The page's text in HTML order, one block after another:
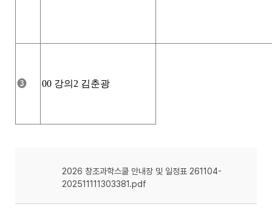
❸ 00 강의2 김춘광
2026 창조과학스쿨 안내장 및 일정표 261104-
202511111303381.pdf